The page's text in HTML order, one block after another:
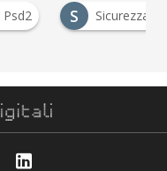
Psd2 S Sicurezza &